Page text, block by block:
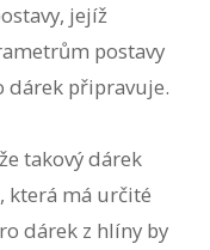
jejíž
postavy
dárek připravuje.
takový dárek
která má určité
dárek z hlíny by